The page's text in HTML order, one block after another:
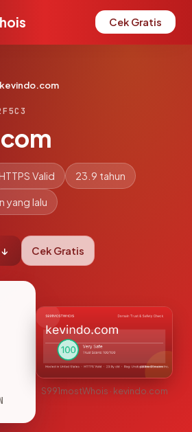
Cek Gratis
kevindo.com
Valid 23.9 tahun
yang lalu
Cek Gratis
S991mostWhois · kevindo.com